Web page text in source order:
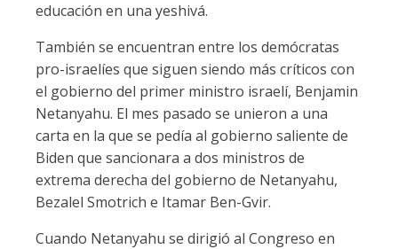
educación en una yeshivá.
También se encuentran entre los demócratas
pro-israelíes que siguen siendo más críticos con
el gobierno del primer ministro israelí, Benjamin
Netanyahu. El mes pasado se unieron a una
carta en la que se pedía al gobierno saliente de
Biden que sancionara a dos ministros de
extrema derecha del gobierno de Netanyahu,
Bezalel Smotrich e Itamar Ben-Gvir.
Cuando Netanyahu se dirigió al Congreso en